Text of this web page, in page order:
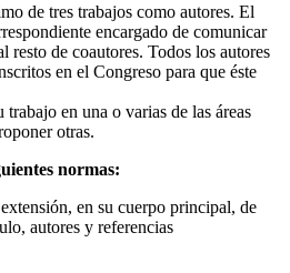
de tres trabajos como autores. El
encargado de comunicar
resto de coautores. Todos los autores
en el Congreso para que éste
en una o varias de las áreas
otras.
normas:
en su cuerpo principal, de
autores y referencias